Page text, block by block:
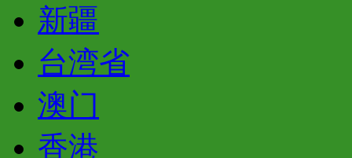
新疆
台湾省
澳门
香港